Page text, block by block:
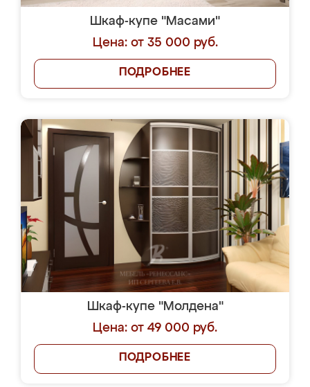
Шкаф-купе "Масами"
Цена: от 35 000 руб.
ПОДРОБНЕЕ
Шкаф-купе "Молдена"
Цена: от 49 000 руб.
ПОДРОБНЕЕ